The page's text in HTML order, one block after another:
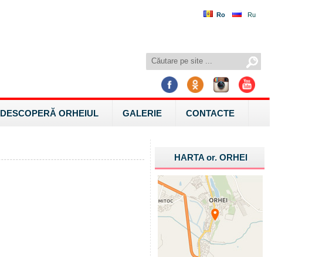
Ro Ru
DESCOPERĂ ORHEIUL GALERIE CONTACTE
HARTA or.ORHEI